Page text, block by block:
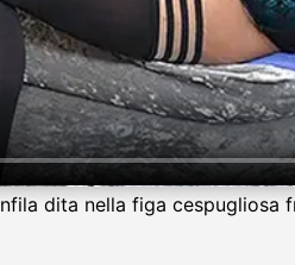
dita nella figa